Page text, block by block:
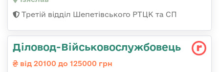
Третій відділ Шепетівського РТЦК та СП
Діловод-Військовослужбовець
від 20100 до 125000 грн